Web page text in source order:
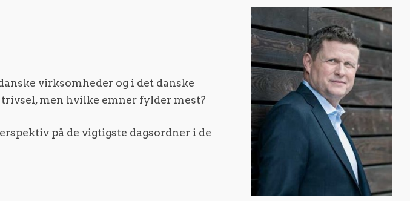
virksomheder og i det danske
men hvilke emner fylder mest?
på de vigtigste dagsordner i de